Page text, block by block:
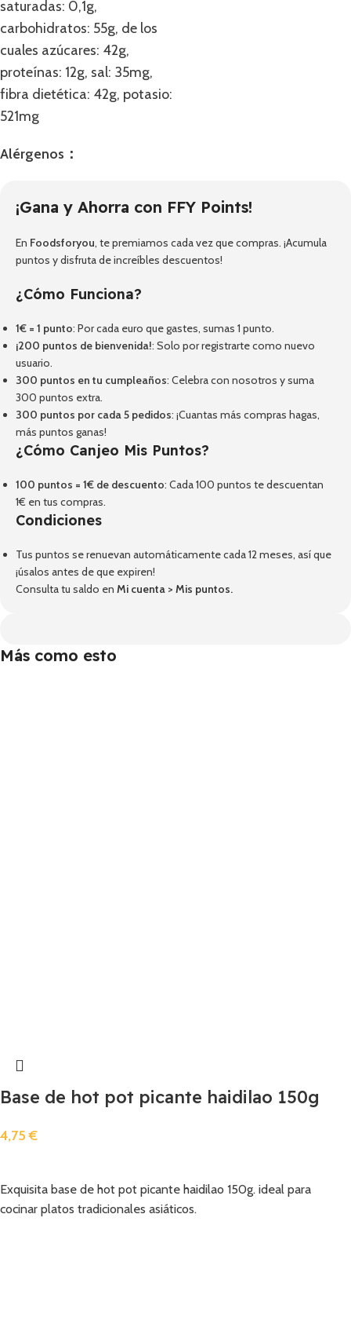
saturadas: 0,1g,
carbohidratos: 55g, de los
cuales azúcares: 42g,
proteínas: 12g, sal: 35mg,
fibra dietética: 42g, potasio:
521mg
Alérgenos：
¡Gana y Ahorra con FFY Points!
En Foodsforyou, te premiamos cada vez que compras. ¡Acumula
puntos y disfruta de increíbles descuentos!
¿Cómo Funciona?
1€ = 1 punto: Por cada euro que gastes, sumas 1 punto.
¡200 puntos de bienvenida!: Solo por registrarte como nuevo
usuario.
300 puntos en tu cumpleaños: Celebra con nosotros y suma
300 puntos extra.
300 puntos por cada 5 pedidos: ¡Cuantas más compras hagas,
más puntos ganas!
¿Cómo Canjeo Mis Puntos?
100 puntos = 1€ de descuento: Cada 100 puntos te descuentan
1€ en tus compras.
Condiciones
Tus puntos se renuevan automáticamente cada 12 meses, así que
¡úsalos antes de que expiren!
Consulta tu saldo en Mi cuenta > Mis puntos.
Más como esto
Base de hot pot picante haidilao 150g
4,75€
Exquisita base de hot pot picante haidilao 150g. ideal para
cocinar platos tradicionales asiáticos.